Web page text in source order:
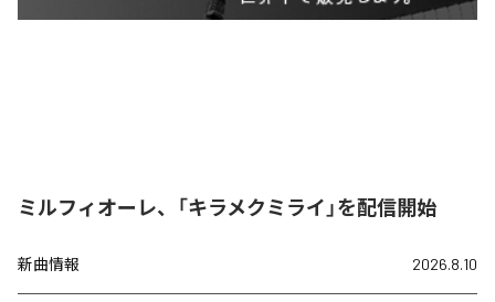
ミルフィオーレ、「キラメクミライ」を配信開始
新曲情報 2026.8.10